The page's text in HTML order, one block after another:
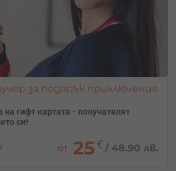
за подарък приключение
гифт картата - получателят
си!
от 25 € / 48.90 лв.